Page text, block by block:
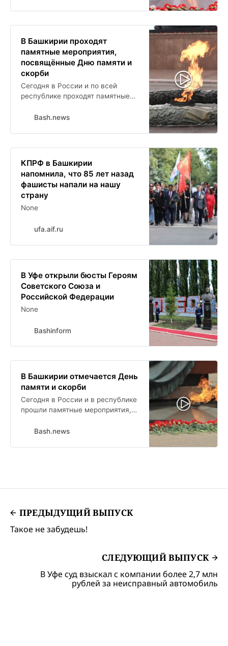
В Башкирии проходят
памятные мероприятия,
посвящённые Дню памяти и
скорби
Сегодня в России и по всей
республике проходят памятные
летию с момента начала Великой
Армии мобилизовали свыше 700
из них погибли.
Bash.news
КПРФ в Башкирии
напомнила, что 85 лет назад
фашисты напали на нашу
страну
None
ufa.aif.ru
В Уфе открыли бюсты Героям
Советского Союза и
Российской Федерации
None
Bashinform
В Башкирии отмечается День
памяти и скорби
Сегодня в России и в республике
прошли памятные мероприятия,
Великой Отечественной войны.
Bash.news
ПРЕДЫДУЩИЙ ВЫПУСК
Такое не забудешь!
СЛЕДУЮЩИЙ ВЫПУСК
В Уфе суд взыскал с компании более 2,7 млн
рублей за неисправный автомобиль